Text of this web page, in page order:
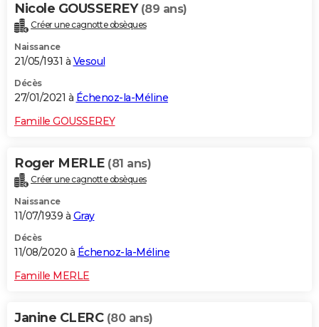
Nicole GOUSSEREY (89 ans)
Créer une cagnotte obsèques
Naissance
21/05/1931 à Vesoul
Décès
27/01/2021 à Échenoz-la-Méline
Famille GOUSSEREY
Roger MERLE (81 ans)
Créer une cagnotte obsèques
Naissance
11/07/1939 à Gray
Décès
11/08/2020 à Échenoz-la-Méline
Famille MERLE
Janine CLERC (80 ans)